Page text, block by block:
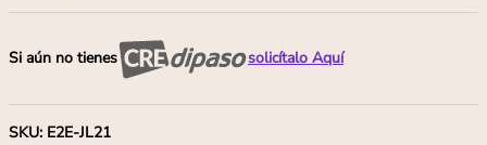
Si aún no tienes solicítalo Aquí
SKU: E2E-JL21